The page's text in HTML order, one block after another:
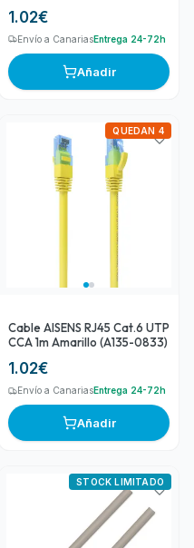
1.02€
Envío a CanariasEntrega 24-72h
Añadir
Cable AISENS RJ45 Cat.6 UTP
CCA 1m Amarillo (A135-0833)
1.02€
QUEDAN 4
Envío a CanariasEntrega 24-72h
Añadir
STOCK LIMITADO